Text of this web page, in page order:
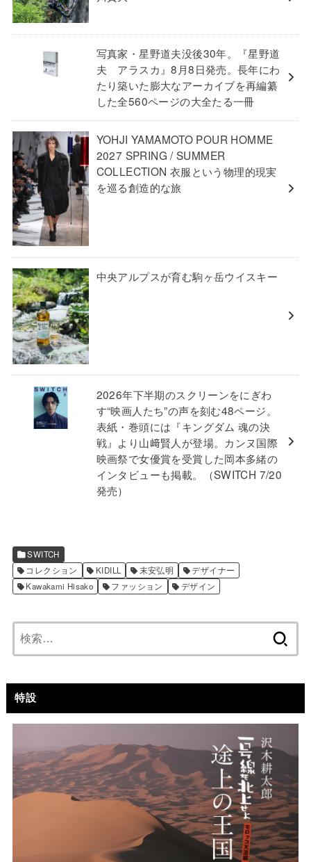
写真家・星野道夫没後30年。『星野道
夫 アラスカ』8月8日発売。長年にわ
たり築いた膨大なアーカイブを再編纂
した全560ページの大全たる一冊
YOHJI YAMAMOTO POUR HOMME
2027 SPRING / SUMMER
COLLECTION 衣服という物理的現実
を巡る創造的な旅
中央アルプスが育む駒ヶ岳ウイスキー
2026年下半期のスクリーンをにぎわ
す“映画人たち”の声を刻む48ページ。
表紙・巻頭には『キングダム 魂の決
戦』より山﨑賢人が登場。カンヌ国際
映画祭で女優賞を受賞した岡本多緒の
インタビューも掲載。（SWITCH 7/20
発売）
SWITCH
コレクション
KIDILL 末安弘明
デザイナー
Kawakami Hisako
ファッション デザイン
特設